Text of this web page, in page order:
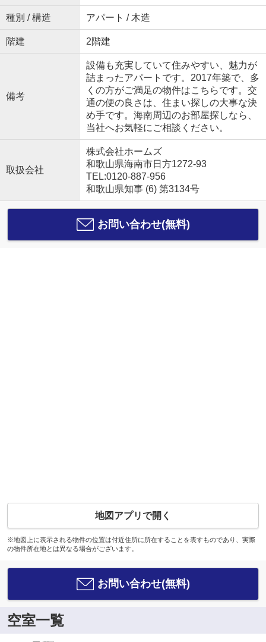
種別 / 構造 アパート / 木造
階建 2階建
備考
設備も充実していて住みやすい、魅力が
詰まったアパートです。2017年築で、多
くの方がご満足の物件はこちらです。交
通の便の良さは、住まい探しの大事な決
め手です。海南周辺のお部屋探しなら、
当社へお気軽にご相談ください。
取扱会社
株式会社ホームズ
和歌山県海南市日方1272-93
TEL:0120-887-956
和歌山県知事 (6) 第3134号
お問い合わせ(無料)
地図アプリで開く
※地図上に表示される物件の位置は付近住所に所在することを表すものであり、実際
の物件所在地とは異なる場合がございます。
お問い合わせ(無料)
空室一覧